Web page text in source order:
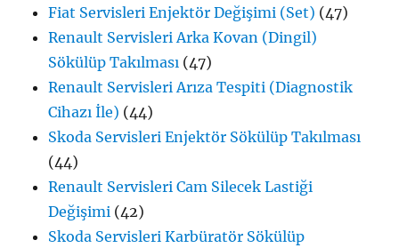
Fiat Servisleri Enjektör Değişimi (Set) (47)
Renault Servisleri Arka Kovan (Dingil)
Sökülüp Takılması (47)
Renault Servisleri Arıza Tespiti (Diagnostik
Cihazı İle) (44)
Skoda Servisleri Enjektör Sökülüp Takılması
(44)
Renault Servisleri Cam Silecek Lastiği
Değişimi (42)
Skoda Servisleri Karbüratör Sökülüp